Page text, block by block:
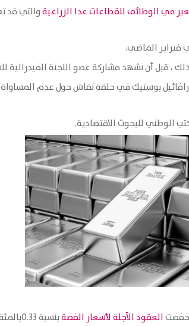
في الوظائف للقطاعات عدا الزراعية
الماضي.
، قبل أن نشهد مشاركة عضو اللجنة الفيدرالية
رافائيل بوستيك في حلقة نقاش حول عدم
الوطني للبحوث الاقتصادية.
العقود الآجلة لأسعار الفضة
بنسبة